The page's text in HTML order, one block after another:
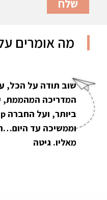
מה אומרים
שוב תודה על הכל,
המדריכה המהממת,
וממשיכה עד
מאליו. גיטה